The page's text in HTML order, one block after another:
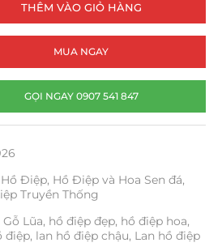
THÊM VÀO GIỎ HÀNG
MUA NGAY
GỌI NGAY 0907 541 847
Hồ Điệp, Hồ Điệp và Hoa Sen đá,
Truyền Thống
Gỗ Lũa, hồ điệp đẹp, hồ điệp hoa,
điệp, lan hồ điệp chậu, Lan hồ điệp